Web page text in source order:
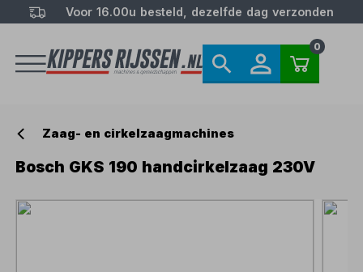
Voor 16.00u besteld, dezelfde dag verzonden
0
Zaag- en cirkelzaagmachines
Bosch GKS 190 handcirkelzaag 230V